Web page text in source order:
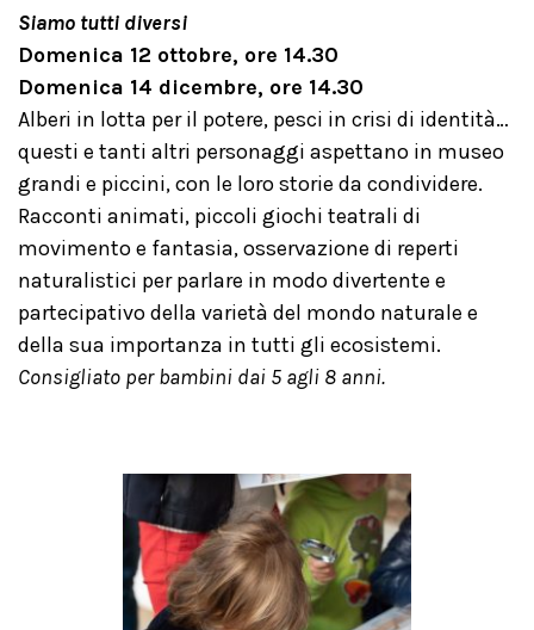
Siamo tutti diversi
Domenica 12 ottobre, ore 14.30
Domenica 14 dicembre, ore 14.30
Alberi in lotta per il potere, pesci in crisi di identità…
questi e tanti altri personaggi aspettano in museo
grandi e piccini, con le loro storie da condividere.
Racconti animati, piccoli giochi teatrali di
movimento e fantasia, osservazione di reperti
naturalistici per parlare in modo divertente e
partecipativo della varietà del mondo naturale e
della sua importanza in tutti gli ecosistemi.
Consigliato per bambini dai 5 agli 8 anni.